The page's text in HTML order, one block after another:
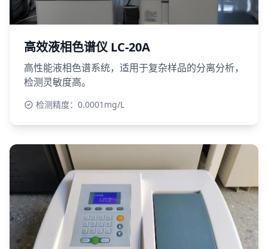
高效液相色谱仪 LC-20A
高性能液相色谱系统，适用于复杂样品的分离分析，
检测灵敏度高。
检测精度：0.0001mg/L